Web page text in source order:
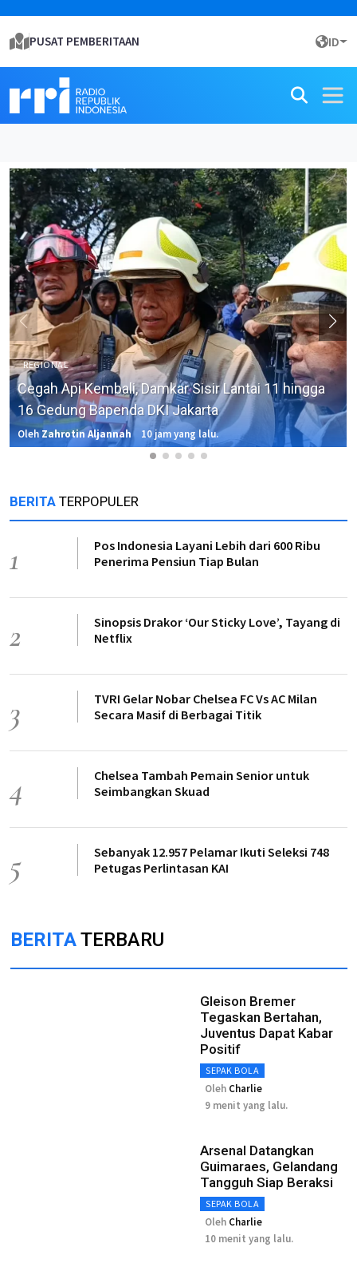
PUSAT PEMBERITAAN ID
REGIONAL
Cegah Api Kembali, Damkar Sisir Lantai 11 hingga
16 Gedung Bapenda DKI Jakarta
OlehZahrotin Aljannah 10 jam yang lalu.
BERITA TERPOPULER
1
Pos Indonesia Layani Lebih dari 600 Ribu
Penerima Pensiun Tiap Bulan
2
Sinopsis Drakor ‘Our Sticky Love’, Tayang di
Netflix
3
TVRI Gelar Nobar Chelsea FC Vs AC Milan
Secara Masif di Berbagai Titik
4
Chelsea Tambah Pemain Senior untuk
Seimbangkan Skuad
5
Sebanyak 12.957 Pelamar Ikuti Seleksi 748
Petugas Perlintasan KAI
BERITATERBARU
Gleison Bremer
Tegaskan Bertahan,
Juventus Dapat Kabar
Positif
SEPAK BOLA
Oleh Charlie
9 menit yang lalu.
Arsenal Datangkan
Guimaraes, Gelandang
Tangguh Siap Beraksi
SEPAK BOLA
Oleh Charlie
10 menit yang lalu.